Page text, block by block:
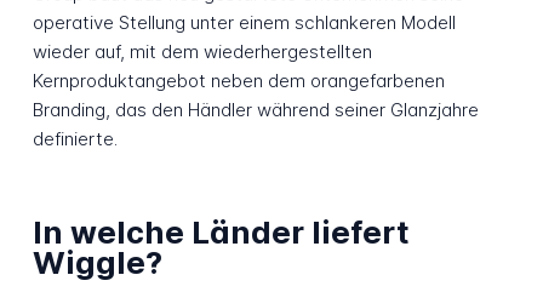
operative Stellung unter einem schlankeren Modell
wieder auf, mit dem wiederhergestellten
Kernproduktangebot neben dem orangefarbenen
Branding, das den Händler während seiner Glanzjahre
definierte.
In welche Länder liefert
Wiggle?